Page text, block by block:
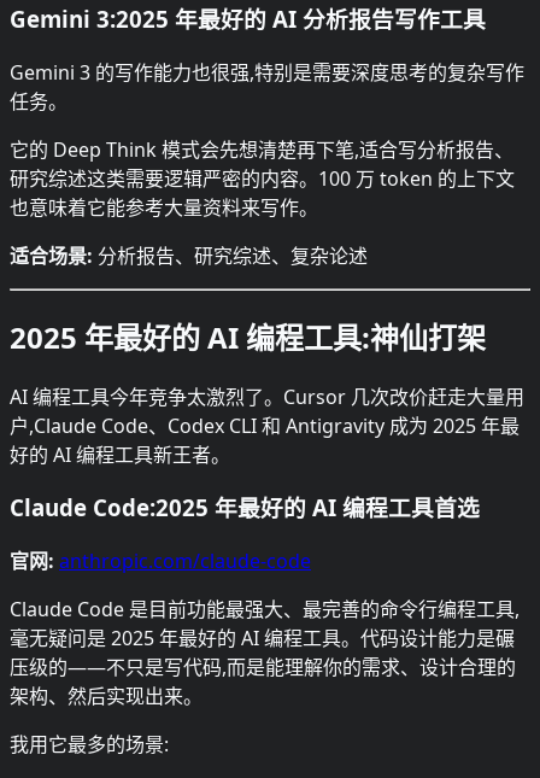
Gemini 3:2025 年最好的 AI 分析报告写作工具
Gemini 3 的写作能力也很强,特别是需要深度思考的复杂写作
任务。
它的 Deep Think 模式会先想清楚再下笔,适合写分析报告、
研究综述这类需要逻辑严密的内容。100 万 token 的上下文
也意味着它能参考大量资料来写作。
适合场景: 分析报告、研究综述、复杂论述
2025 年最好的 AI 编程工具:神仙打架
AI 编程工具今年竞争太激烈了。Cursor 几次改价赶走大量用
户,Claude Code、Codex CLI 和 Antigravity 成为 2025 年最
好的 AI 编程工具新王者。
Claude Code:2025 年最好的 AI 编程工具首选
官网: anthropic.com/claude-code
Claude Code 是目前功能最强大、最完善的命令行编程工具,
毫无疑问是 2025 年最好的 AI 编程工具。代码设计能力是碾
压级的——不只是写代码,而是能理解你的需求、设计合理的
架构、然后实现出来。
我用它最多的场景: